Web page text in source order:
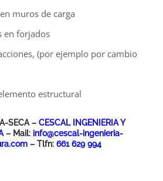
muros de carga
en forjados
(por ejemplo por cambio
estructural
SECA – CESCAL INGENIERIA Y
– Mail: info@cescal-ingenieria-
– Tlfn: 661 629 994